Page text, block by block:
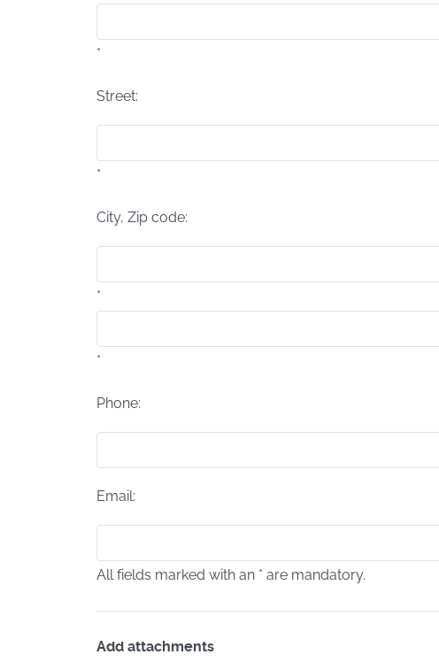
*
Street:
*
City, Zip code:
*
*
Phone:
Email:
All fields marked with an * are mandatory.
Add attachments